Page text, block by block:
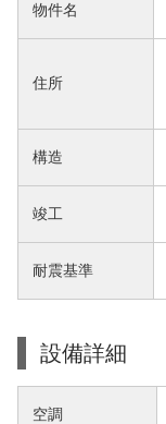
物件名
住所
構造
竣工
耐震基準
設備詳細
空調